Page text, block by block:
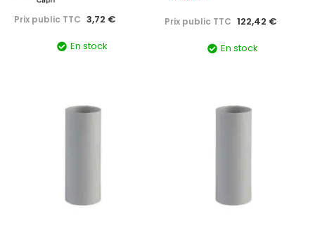
Prix public TTC 3,72 €
En stock
Prix public TTC 122,42 €
En stock